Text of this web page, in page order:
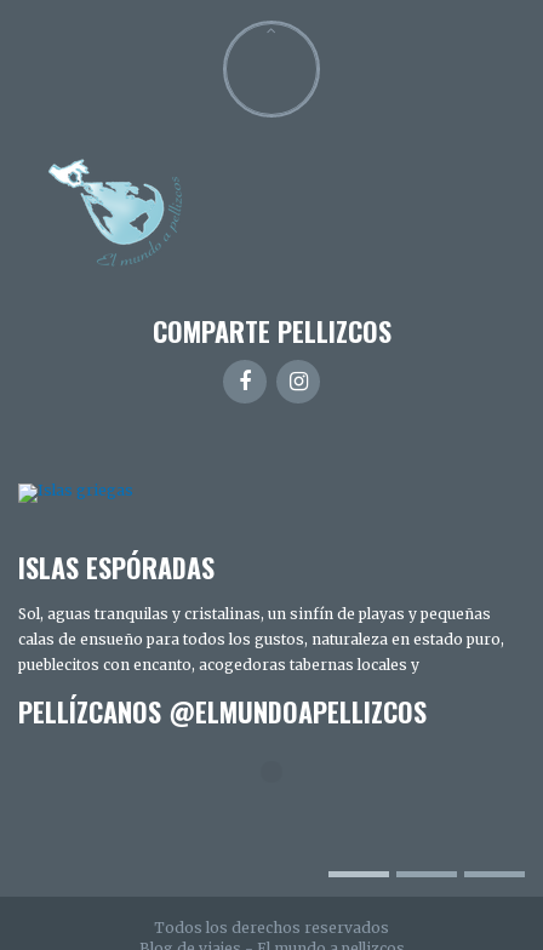
COMPARTE PELLIZCOS
ISLAS ESPÓRADAS
Sol, aguas tranquilas y cristalinas, un sinfín de playas y pequeñas
calas de ensueño para todos los gustos, naturaleza en estado puro,
pueblecitos con encanto, acogedoras tabernas locales y
MEJOR GUARDADOS DE LA CIUDAD
PELLÍZCANOS @ELMUNDOAPELLIZCOS
Todos los derechos reservados